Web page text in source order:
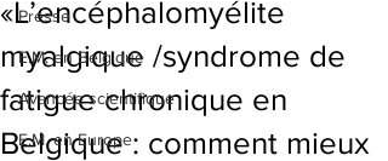
Presse
E.M. en Belgique
Avancée scientifique
E.M. en Europe
«L’encéphalomyélite
myalgique /syndrome de
fatigue chronique en
Belgique : comment mieux